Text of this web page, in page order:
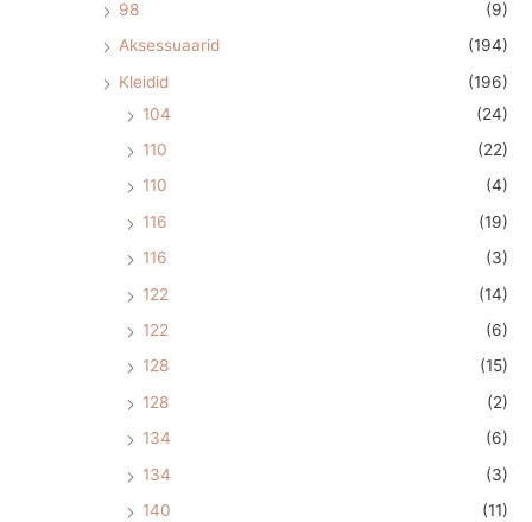
98
(9)
Aksessuaarid
(194)
Kleidid
(196)
104
(24)
110
(22)
110
(4)
116
(19)
116
(3)
122
(14)
122
(6)
128
(15)
128
(2)
134
(6)
134
(3)
140
(11)